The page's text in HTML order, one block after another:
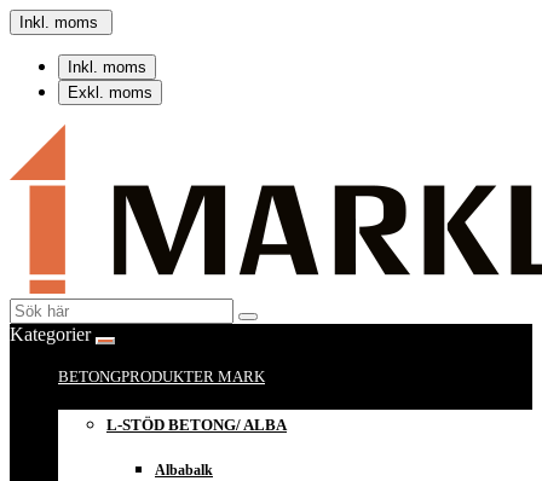
Inkl. moms
Inkl. moms
Exkl. moms
Kategorier
BETONGPRODUKTER MARK
L-STÖD BETONG/ ALBA
Albabalk